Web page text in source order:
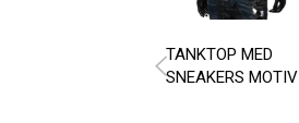
TANKTOP MED
SNEAKERS MOTIV